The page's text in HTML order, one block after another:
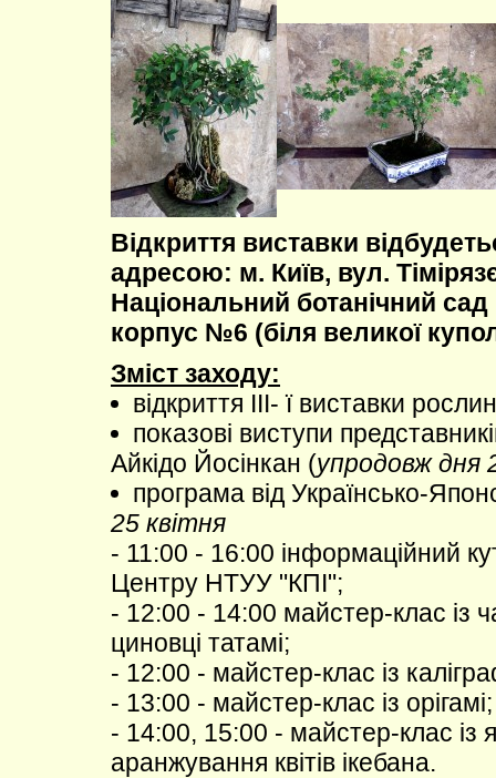
Відкриття виставки
адресою: м. Київ, вул.
Національний ботанічний
корпус №6 (біля великої
Зміст заходу:
відкриття ІІІ- ї виставки
показові виступи
Айкідо Йосінкан (упродовж дня
програма від Українсько-
25 квітня
- 11:00 - 16:00 інформаційний
Центру НТУУ "КПІ";
- 12:00 - 14:00 майстер-клас із
циновці татамі;
- 12:00 - майстер-клас із
- 13:00 - майстер-клас із орігамі;
- 14:00, 15:00 - майстер-клас із
аранжування квітів ікебана.